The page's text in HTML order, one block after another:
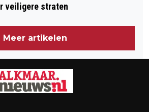
veiligere straten
Meer artikelen